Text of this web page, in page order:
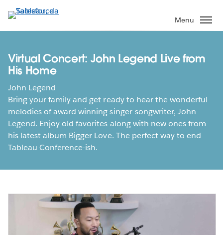
Passa
contenuto
Menu
Virtual Concert: John Legend Live from
His Home
John Legend
Bring your family and get ready to hear the wonderful
melodies of award winning singer-songwriter, John
Legend. Enjoy old favorites along with new ones from
his latest album Bigger Love. The perfect way to end
Tableau Conference-ish.